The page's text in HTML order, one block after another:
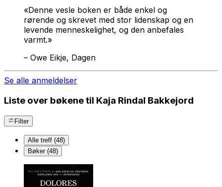
«Denne vesle boken er både enkel og
rørende og skrevet med stor lidenskap og en
levende menneskelighet, og den anbefales
varmt.»
– Owe Eikje, Dagen
Se alle anmeldelser
Liste over bøkene til Kaja Rindal Bakkejord
Filter
Alle treff (48)
Bøker (48)